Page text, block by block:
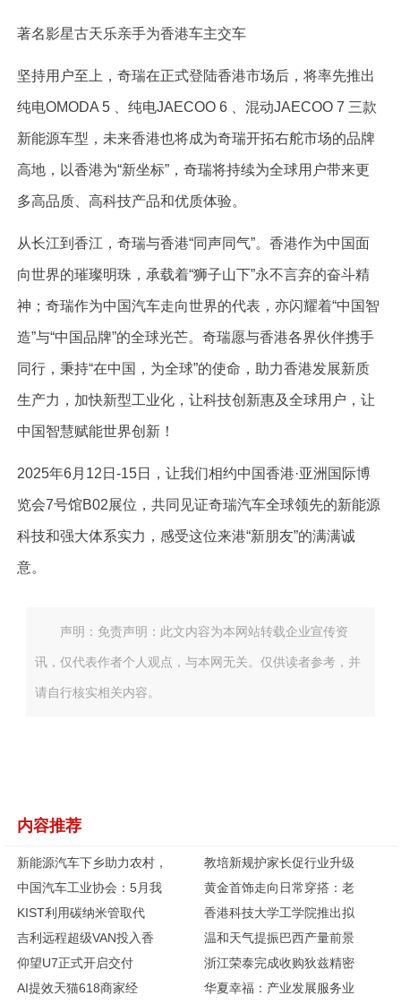
著名影星古天乐亲手为香港车主交车
坚持用户至上，奇瑞在正式登陆香港市场后，将率先推出
纯电OMODA 5 、纯电JAECOO 6 、混动JAECOO 7 三款
新能源车型，未来香港也将成为奇瑞开拓右舵市场的品牌
高地，以香港为“新坐标”，奇瑞将持续为全球用户带来更
多高品质、高科技产品和优质体验。
从长江到香江，奇瑞与香港“同声同气”。香港作为中国面
向世界的璀璨明珠，承载着“狮子山下”永不言弃的奋斗精
神；奇瑞作为中国汽车走向世界的代表，亦闪耀着“中国智
造”与“中国品牌”的全球光芒。奇瑞愿与香港各界伙伴携手
同行，秉持“在中国，为全球”的使命，助力香港发展新质
生产力，加快新型工业化，让科技创新惠及全球用户，让
中国智慧赋能世界创新！
2025年6月12日-15日，让我们相约中国香港·亚洲国际博
览会7号馆B02展位，共同见证奇瑞汽车全球领先的新能源
科技和强大体系实力，感受这位来港“新朋友”的满满诚
意。
声明：免责声明：此文内容为本网站转载企业宣传资
讯，仅代表作者个人观点，与本网无关。仅供读者参考，并
请自行核实相关内容。
内容推荐
新能源汽车下乡助力农村，
教培新规护家长促行业升级
中国汽车工业协会：5月我
黄金首饰走向日常穿搭：老
KIST利用碳纳米管取代
香港科技大学工学院推出拟
吉利远程超级VAN投入香
温和天气提振巴西产量前景
仰望U7正式开启交付
浙江荣泰完成收购狄兹精密
AI提效天猫618商家经
华夏幸福：产业发展服务业